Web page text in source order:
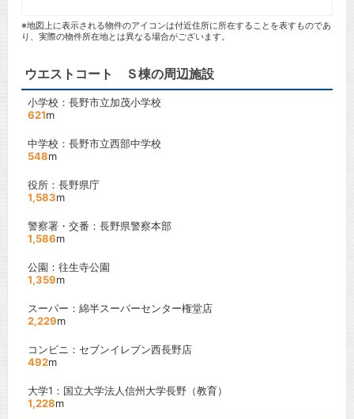
※地図上に表示される物件のアイコンは付近住所に所在することを表すものであ
り、実際の物件所在地とは異なる場合がございます。
ウエストコート Ｓ棟の周辺施設
小学校：長野市立加茂小学校
621m
中学校：長野市立西部中学校
548m
役所：長野県庁
1,583m
警察署・交番：長野県警察本部
1,586m
公園：往生寺公園
1,359m
スーパー：綿半スーパーセンター権堂店
2,229m
コンビニ：セブンイレブン西長野店
492m
大学1：国立大学法人信州大学長野（教育）
1,228m